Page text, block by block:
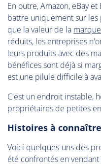
En outre, Amazon, eBay
battre uniquement sur
que la valeur de la
réduits, les entreprises
leurs produits avec des
bénéfices sont déjà si
est une pilule difficile à
C'est un endroit instable,
propriétaires de petites
Histoires à connaître
Voici quelques-uns des
été confrontés en vendant